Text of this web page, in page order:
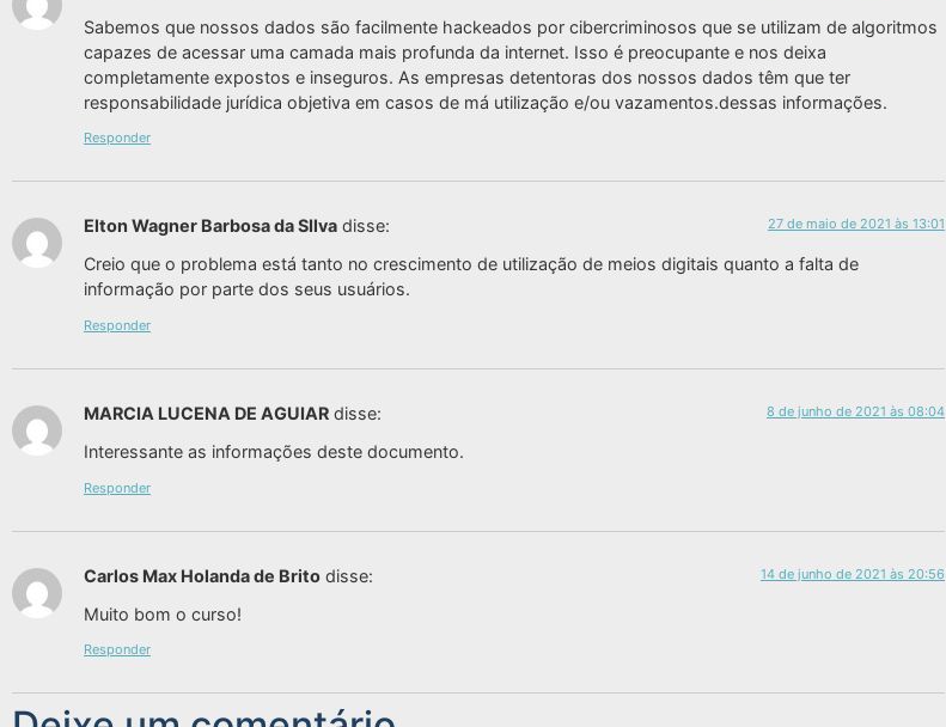
Sabemos que nossos dados são facilmente hackeados por cibercriminosos que se utilizam de algoritmos
capazes de acessar uma camada mais profunda da internet. Isso é preocupante e nos deixa
completamente expostos e inseguros. As empresas detentoras dos nossos dados têm que ter
responsabilidade jurídica objetiva em casos de má utilização e/ou vazamentos.dessas informações.
Responder
Elton Wagner Barbosa da SIlva disse: 27 de maio de 2021 às 13:01
Creio que o problema está tanto no crescimento de utilização de meios digitais quanto a falta de
informação por parte dos seus usuários.
Responder
MARCIA LUCENA DE AGUIAR disse: 8 de junho de 2021 às 08:04
Interessante as informações deste documento.
Responder
Carlos Max Holanda de Brito disse: 14 de junho de 2021 às 20:56
Muito bom o curso!
Responder